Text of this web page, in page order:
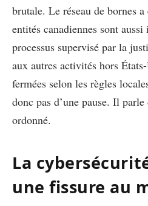
brutale. Le réseau de bornes
entités canadiennes sont
processus supervisé par la
aux autres activités hors
fermées selon les règles
donc pas d’une pause. Il
ordonné.
La
une fissure au